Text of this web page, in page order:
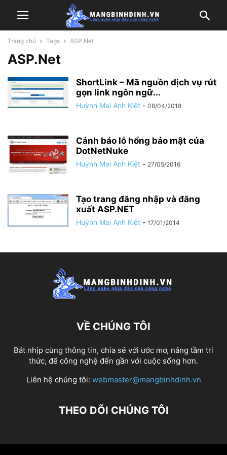
Trang chủ Tags ASP.Net
ASP.Net
ShortLink – Mã nguồn dịch vụ rút
gọn link ngôn ngữ...
Huỳnh Mai Anh Kiệt - 08/04/2018
Cảnh báo lỗ hổng bảo mật của
DotNetNuke
Huỳnh Mai Anh Kiệt - 27/05/2016
Tạo trang đăng nhập và đăng
xuất ASP.NET
Huỳnh Mai Anh Kiệt - 17/01/2014
VỀ CHÚNG TÔI
Bắt nhịp cùng thông tin, chia sẻ với ước mơ, nâng tầm tri
thức, để công nghệ đến gần với cuộc sống hơn.
Liên hệ chúng tôi: webmaster@mangbinhdinh.vn
THEO DÕI CHÚNG TÔI